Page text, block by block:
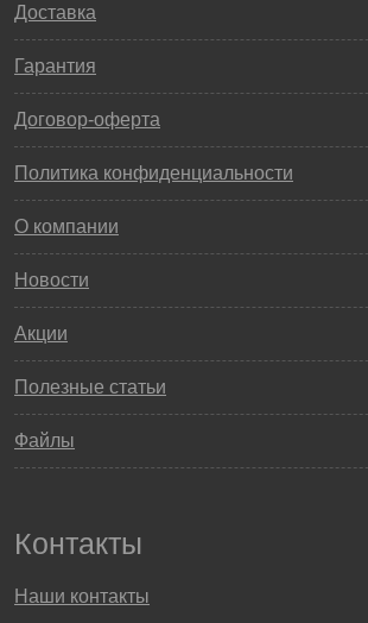
Доставка
Гарантия
Договор-оферта
Политика конфиденциальности
О компании
Новости
Акции
Полезные статьи
Файлы
Контакты
Наши контакты